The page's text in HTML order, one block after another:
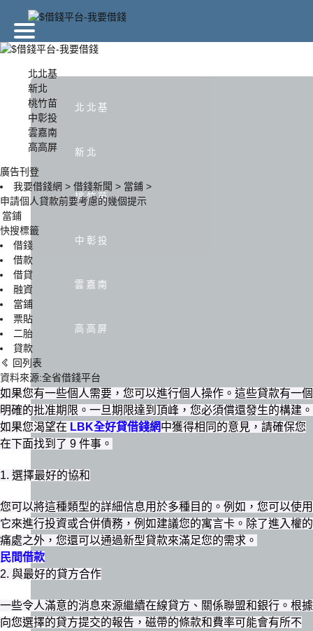
北北基
新北
桃竹苗
中彰投
雲嘉南
高高屏
北北基
新北
桃竹苗
中彰投
雲嘉南
高高屏
廣告刊登
我要借錢網 > 借錢新聞 > 當鋪 >
申請個人貸款前要考慮的幾個提示
當鋪
快搜標籤
借錢
借款
借貸
融資
當鋪
票貼
二胎
貸款
回列表
資料來源:全省借錢平台
如果您有一些個人需要，您可以進行個人操作。這些貸款有一個
明確的批准期限。一旦期限達到頂峰，您必須償還發生的構建。
如果您渴望在 LBK全好貸借錢網中獲得相同的意見，請確保您
在下面找到了 9 件事。
1. 選擇最好的協和
您可以將這種類型的詳細信息用於多種目的。例如，您可以使用
它來進行投資或合併債務，例如建議您的寓言卡。除了進入權的
痛處之外，您還可以通過新型貸款來滿足您的需求。
民間借款
2. 與最好的貸方合作
一些令人滿意的消息來源繼續在線貸方、關係聯盟和銀行。根據
向您選擇的貸方提交的報告，磁帶的條款和費率可能會有所不
北北基
中彰投